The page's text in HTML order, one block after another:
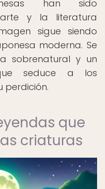
han sido
y la literatura
sigue siendo
moderna. Se
sobrenatural y un
seduce a los
perdición.
que
criaturas